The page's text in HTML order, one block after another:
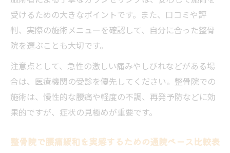
整骨院でできる日常生活の腰痛ケア方法解
説
生活習慣別に見る整骨院での腰痛緩和アプ
ローチ表
整骨院施術後のセルフケアアドバイス活用
術
QOL向上を目指す整骨院活用のポイントまと
腰痛改善のための整骨院と家庭ケアの両立
受けるための大きなポイントです。また、口コミや評
判、実際の施術メニューを確認して、自分に合った整骨
院を選ぶことも大切です。
注意点として、急性の激しい痛みやしびれなどがある場
合は、医療機関の受診を優先してください。整骨院での
施術は、慢性的な腰痛や軽度の不調、再発予防などに効
果的ですが、症状の見極めが重要です。
整骨院で腰痛緩和を実感するための通院ペース比較表